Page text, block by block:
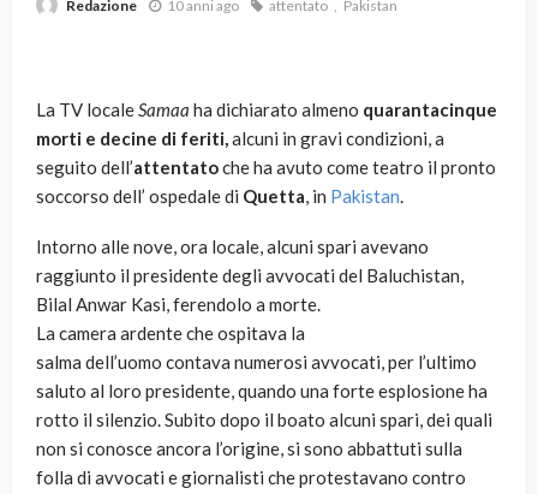
Redazione 10 anni ago attentato Pakistan
La TV localeSamaa ha dichiarato almeno quarantacinque
morti e decine di feriti,alcuni in gravi condizioni, a
seguito dell’attentatoche ha avuto come teatro il pronto
soccorso dell’ ospedale di Quetta, in Pakistan.
Intorno alle nove, ora locale, alcuni spari avevano
raggiunto il presidente degli avvocati del Baluchistan,
Bilal Anwar Kasi, ferendolo a morte.
La camera ardente che ospitava la
salma dell’uomo contava numerosi avvocati, per l’ultimo
saluto al loro presidente, quando una forte esplosione ha
rotto il silenzio. Subito dopo il boato alcuni spari, dei quali
non si conosce ancora l’origine, si sono abbattuti sulla
folla di avvocati e giornalisti che protestavano contro